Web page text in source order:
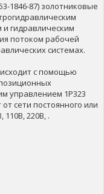
1846-87) золотниковые
гидравлическим
потоком рабочей
системах.
с помощью
управлением 1Р323
сети постоянного или
220В, .